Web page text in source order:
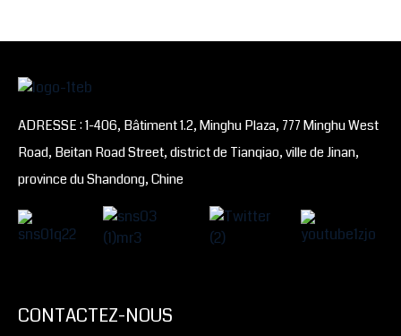
ADRESSE : 1-406, Bâtiment 1.2, Minghu Plaza, 777 Minghu West
Road, Beitan Road Street, district de Tianqiao, ville de Jinan,
province du Shandong, Chine
CONTACTEZ-NOUS